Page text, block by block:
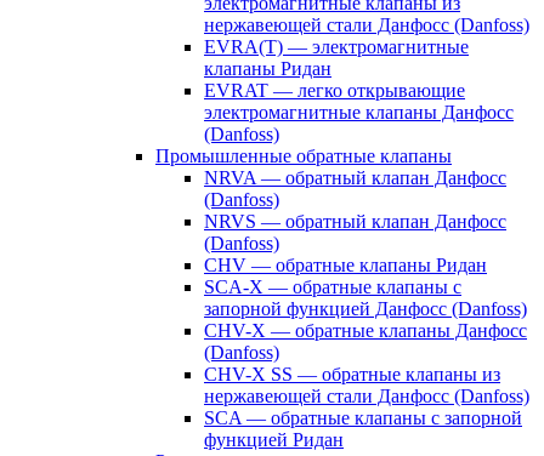
нержавеющей стали Данфосс (Danfoss)
EVRA(T) — электромагнитные
клапаны Ридан
EVRAT — легко открывающие
электромагнитные клапаны Данфосс
(Danfoss)
Промышленные обратные клапаны
NRVA — обратный клапан Данфосс
(Danfoss)
NRVS — обратный клапан Данфосс
(Danfoss)
CHV — обратные клапаны Ридан
SCA-X — обратные клапаны с
запорной функцией Данфосс (Danfoss)
CHV-X — обратные клапаны Данфосс
(Danfoss)
CHV-X SS — обратные клапаны из
нержавеющей стали Данфосс (Danfoss)
SCA — обратные клапаны с запорной
функцией Ридан